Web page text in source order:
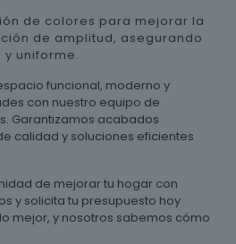
de colores para mejorar la
de amplitud, asegurando
uniforme.
funcional, moderno y
con nuestro equipo de
Garantizamos acabados
calidad y soluciones eficientes
de mejorar tu hogar con
y solicita tu presupuesto hoy
mejor, y nosotros sabemos cómo